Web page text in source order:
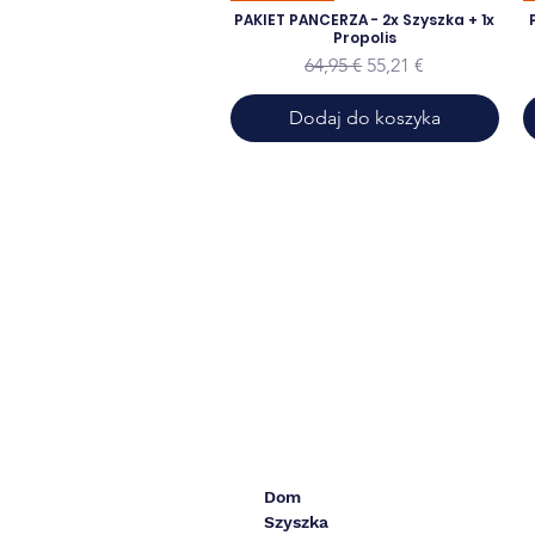
PAKIET PANCERZA - 2x Szyszka + 1x
Propolis
Regularna cena
64,95 € Cena rabatowa
55,21 €
Dodaj do koszyka
Dom
Szyszka